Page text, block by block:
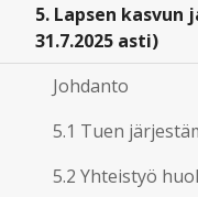
5. Lapsen kasvun
31.7.2025 asti)
Johdanto
5.1 Tuen
5.2 Yhteistyö